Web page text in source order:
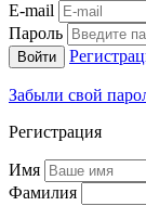
E-mail
Пароль
Забыли свой
Регистрация
Имя
Фамилия